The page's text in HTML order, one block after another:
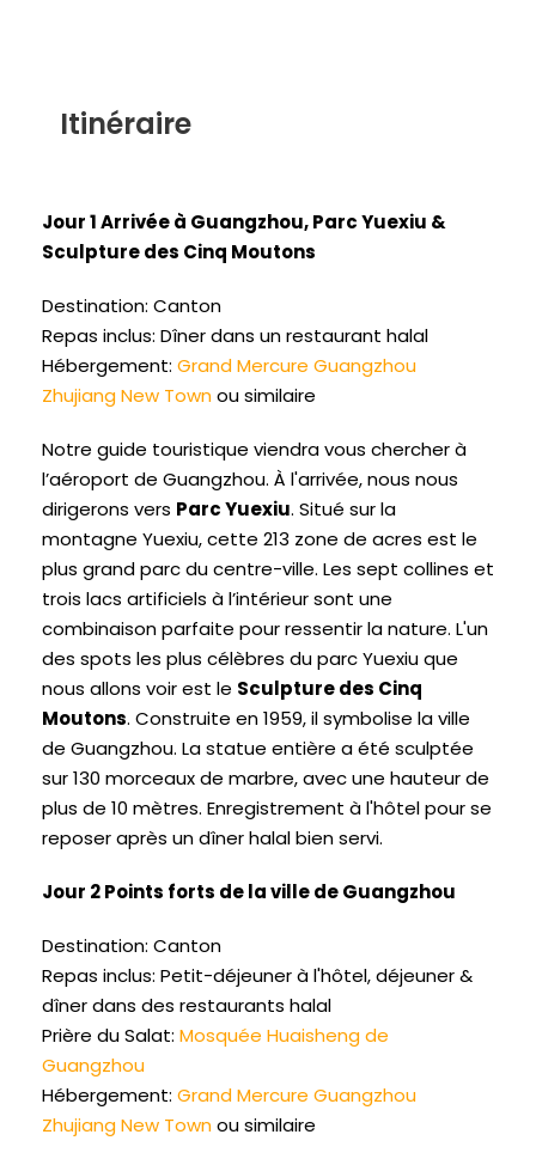
Itinéraire
Jour 1 Arrivée à Guangzhou, Parc Yuexiu &
Sculpture des Cinq Moutons
Destination: Canton
Repas inclus: Dîner dans un restaurant halal
Hébergement: Grand Mercure Guangzhou
Zhujiang New Townou similaire
Notre guide touristique viendra vous chercher à
l’aéroport de Guangzhou. À l'arrivée, nous nous
dirigerons vers Parc Yuexiu. Situé sur la
montagne Yuexiu, cette 213 zone de acres est le
plus grand parc du centre-ville. Les sept collines et
trois lacs artificiels à l’intérieur sont une
combinaison parfaite pour ressentir la nature. L'un
des spots les plus célèbres du parc Yuexiu que
nous allons voir est le Sculpture des Cinq
Moutons. Construite en 1959, il symbolise la ville
de Guangzhou. La statue entière a été sculptée
sur 130 morceaux de marbre, avec une hauteur de
plus de 10 mètres. Enregistrement à l'hôtel pour se
reposer après un dîner halal bien servi.
Jour 2 Points forts de la ville de Guangzhou
Destination: Canton
Repas inclus: Petit-déjeuner à l'hôtel, déjeuner &
dîner dans des restaurants halal
Prière du Salat: Mosquée Huaisheng de
Guangzhou
Hébergement: Grand Mercure Guangzhou
Zhujiang New Townou similaire